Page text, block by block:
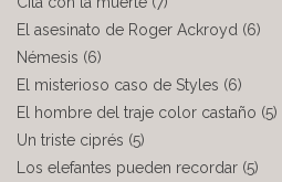
El asesinato de Roger Ackroyd (6)
Némesis (6)
El misterioso caso de Styles (6)
El hombre del traje color castaño (5)
Un triste ciprés (5)
Los elefantes pueden recordar (5)